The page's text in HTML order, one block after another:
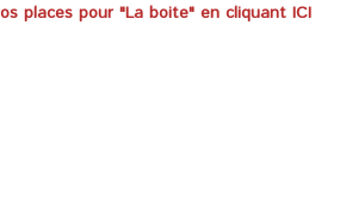
places pour "La boite" en cliquant ICI